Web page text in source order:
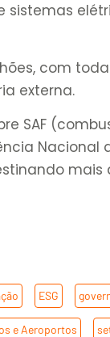
sistemas
com
externa.
SAF
Nacional
mais
ESG
e Aeroportos